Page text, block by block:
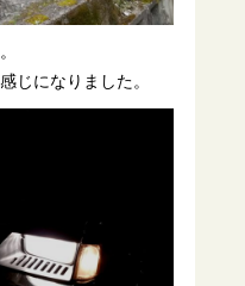
じになりました。